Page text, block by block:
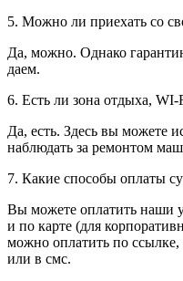
5. Можно ли приехать со
Да, можно. Однако
даем.
6. Есть ли зона отдыха, WI-
Да, есть. Здесь вы можете
наблюдать за ремонтом
7. Какие способы оплаты
Вы можете оплатить наши
и по карте (для
можно оплатить по
или в смс.